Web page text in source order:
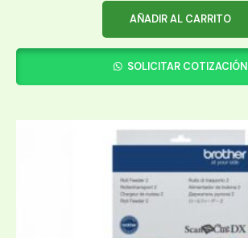
AÑADIR AL CARRITO
SOLICITAR COTIZACIÓN